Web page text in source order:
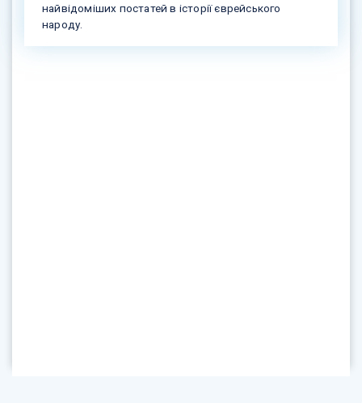
найвідоміших постатей в історії єврейського
народу.